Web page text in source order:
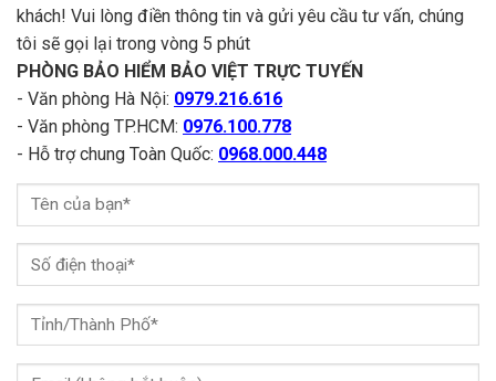
khách! Vui lòng điền thông tin và gửi yêu cầu tư vấn, chúng
tôi sẽ gọi lại trong vòng 5 phút
PHÒNG BẢO HIỂM BẢO VIỆT TRỰC TUYẾN
- Văn phòng Hà Nội: 0979.216.616
- Văn phòng TP.HCM: 0976.100.778
- Hỗ trợ chung Toàn Quốc: 0968.000.448